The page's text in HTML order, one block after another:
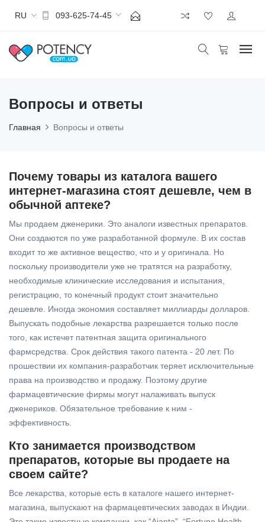
RU 093-625-74-45
Вопросы и ответы
Главная Вопросы и ответы
Почему товары из каталога вашего
интернет-магазина стоят дешевле, чем в
обычной аптеке?
Мы продаем дженерики. Это аналоги известных препаратов.
Они создаются по уже разработанной формуле. В их состав
входит то же активное вещество, что и у оригинала. Но
поскольку производители уже не тратятся на разработку,
необходимые клинические исследования и испытания,
регистрацию, то конечный продукт стоит значительно
дешевле. Иногда экономия составляет миллиарды долларов.
Выпускать подобные лекарства разрешается только после
того, как истечет патентная защита оригинального
фармсредства. Срок действия такого патента - 20 лет. По
прошествии их компания-разработчик теряет исключительные
права на производство и продажу. Поэтому другие
фармацевтические фирмы могут налаживать выпуск
дженериков. Обязательное требование к ним -
эффективность.
Кто занимается производством
препаратов, которые вы продаете на
своем сайте?
Все лекарства, которые есть в каталоге нашего интернет-
магазина, выпускают на фармацевтических заводах в Индии.